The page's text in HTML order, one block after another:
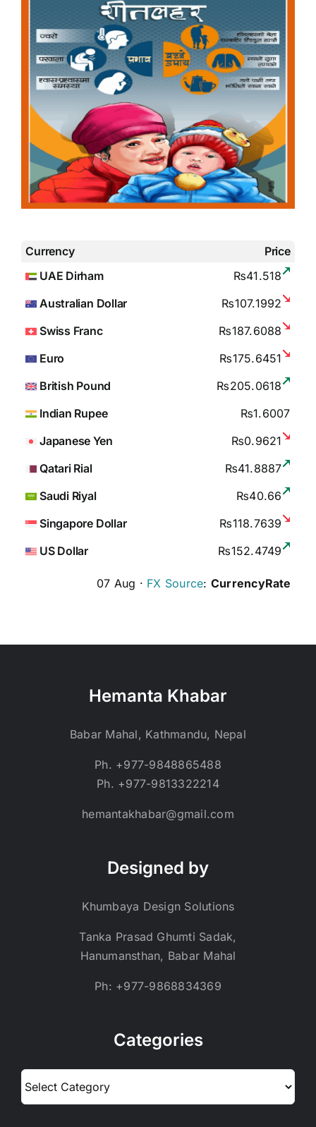
Currency
Price
UAE Dirham
₨41.518
Australian Dollar
₨107.1992
Swiss Franc
₨187.6088
Euro
₨175.6451
British Pound
₨205.0618
Indian Rupee
₨1.6007
Japanese Yen
₨0.9621
Qatari Rial
₨41.8887
Saudi Riyal
₨40.66
Singapore Dollar
₨118.7639
US Dollar
₨152.4749
07 Aug · FX Source: CurrencyRate
Hemanta Khabar
Babar Mahal, Kathmandu, Nepal
Ph. +977-9848865488
Ph. +977-9813322214
hemantakhabar@gmail.com
Designed by
Khumbaya Design Solutions
Tanka Prasad Ghumti Sadak,
Hanumansthan, Babar Mahal
Ph: +977-9868834369
Categories
Categories